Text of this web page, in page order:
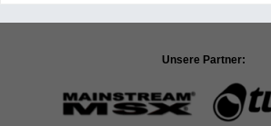
Unsere Partner: